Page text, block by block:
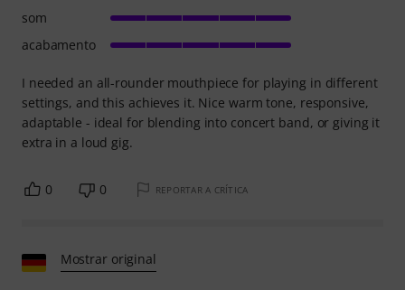
I needed an all-rounder mouthpiece for playing in different
settings, and this achieves it. Nice warm tone, responsive,
adaptable - ideal for blending into concert band, or giving it
extra in a loud gig.
som
acabamento
0 0 REPORTAR A CRÍTICA
Mostrar original